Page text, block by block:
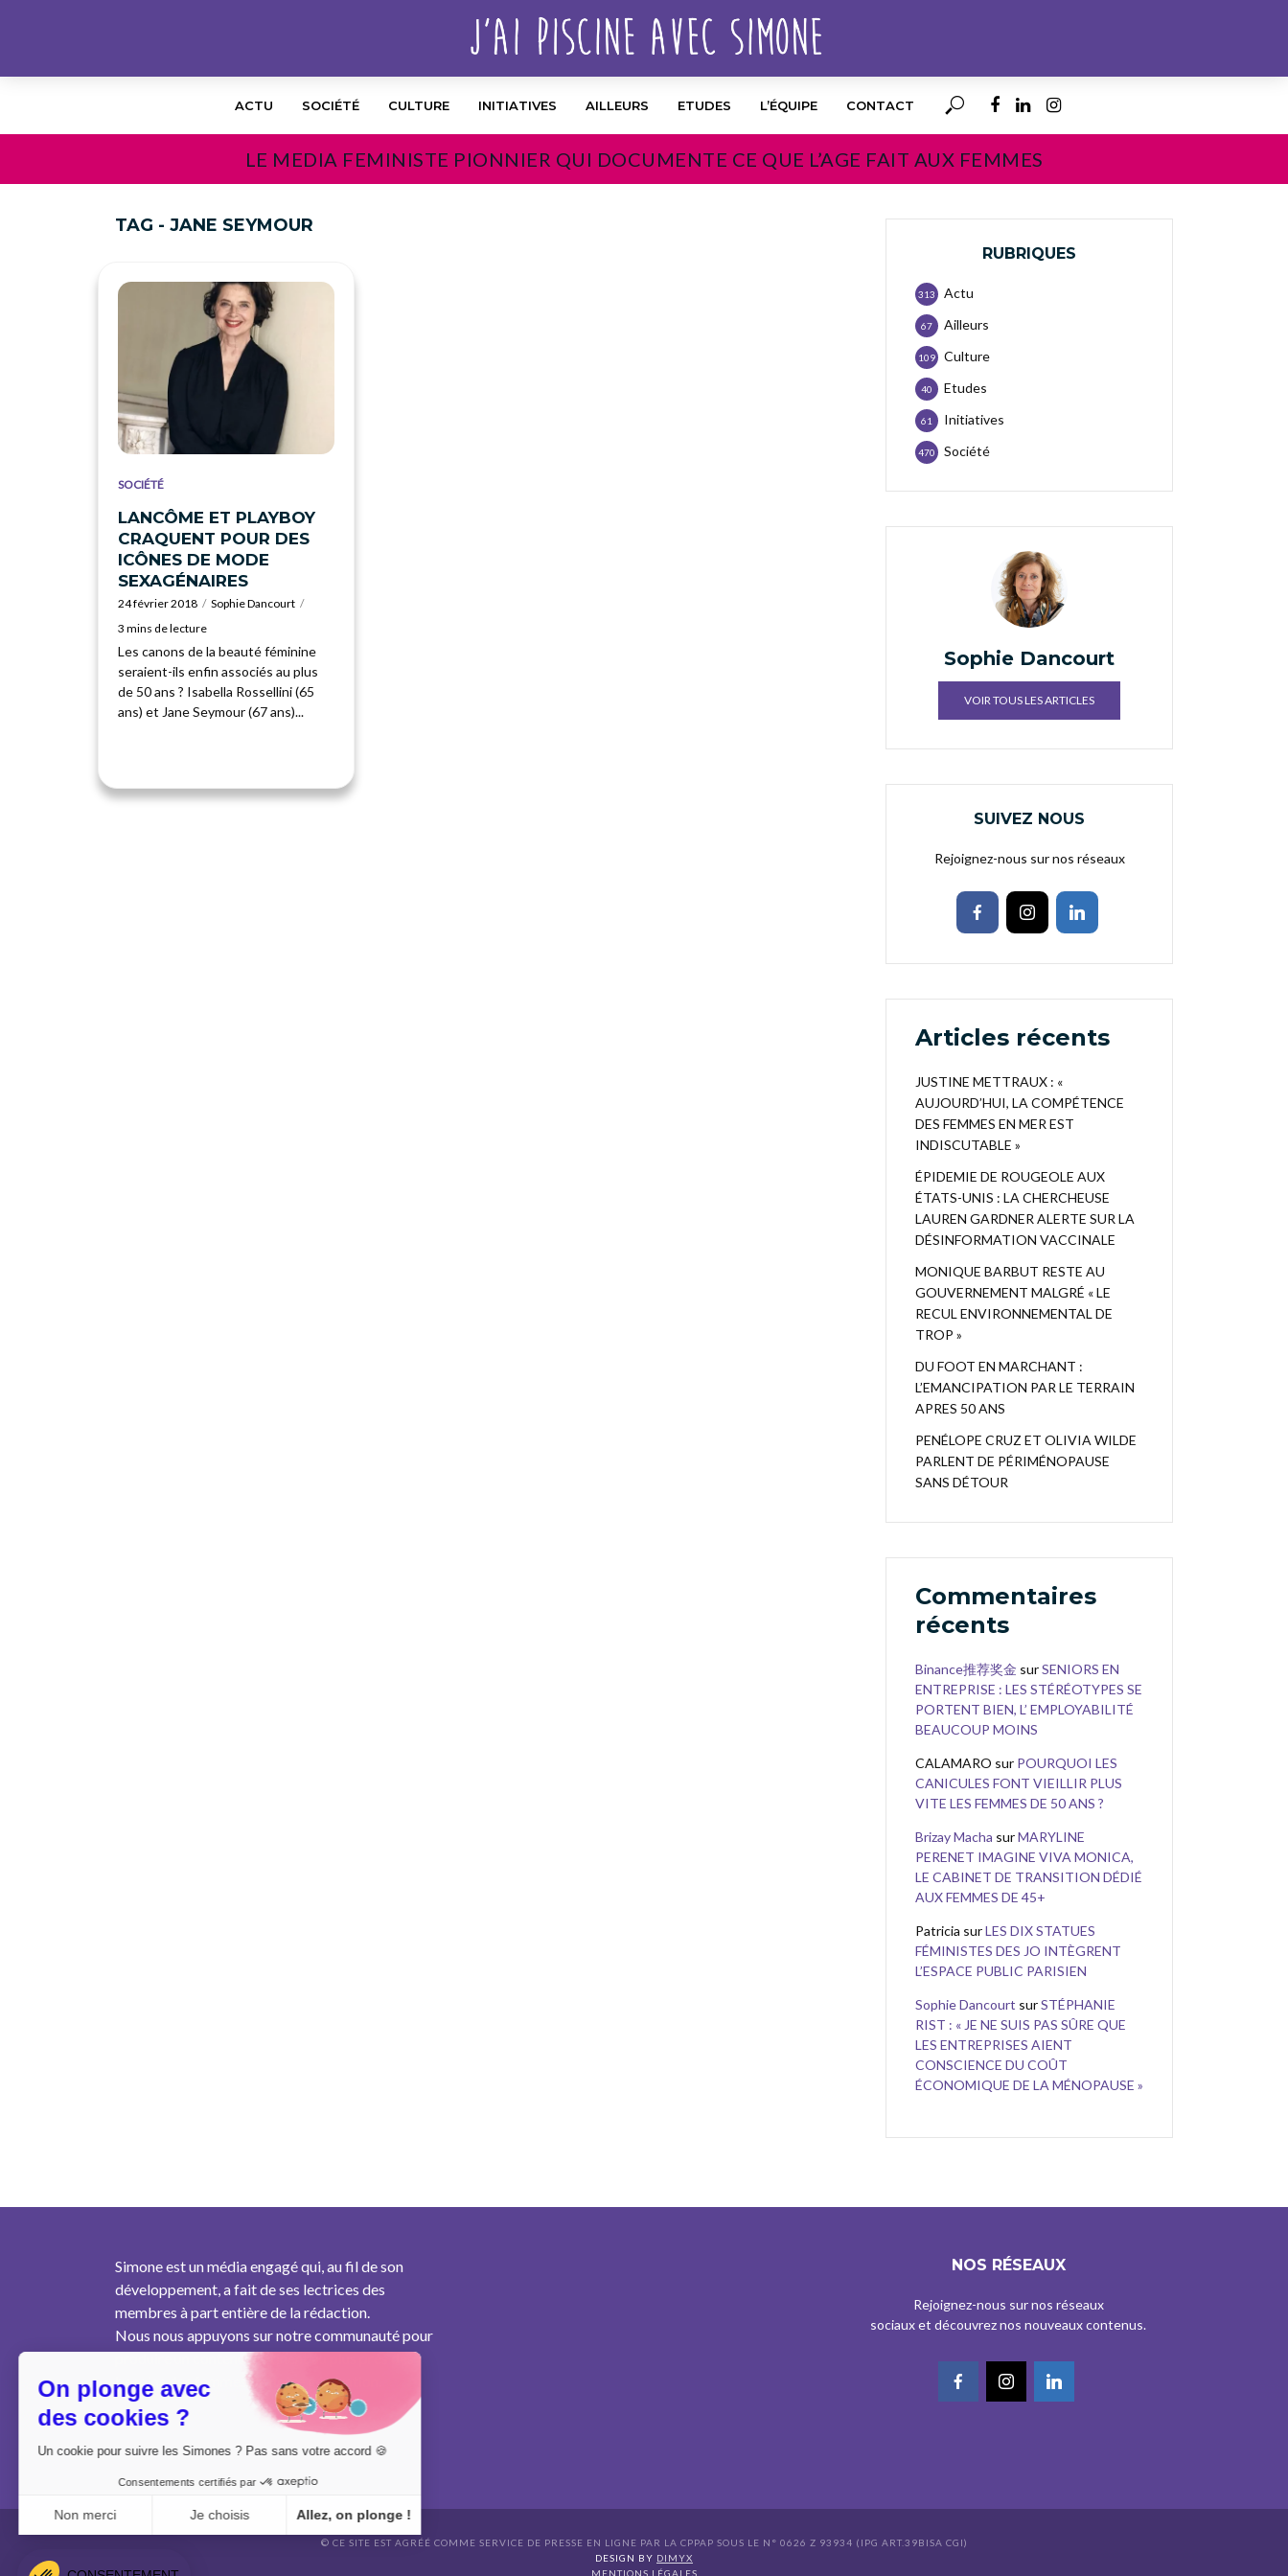
ACTU SOCIÉTÉ CULTURE INITIATIVES AILLEURS ETUDES L’ÉQUIPE CONTACT
LE MEDIA FEMINISTE PIONNIER QUI DOCUMENTE CE QUE L’AGE FAIT AUX FEMMES
TAG - JANE SEYMOUR
SOCIÉTÉ
LANCÔME ET PLAYBOY
CRAQUENT POUR DES
ICÔNES DE MODE
SEXAGÉNAIRES
24 février 2018
Sophie Dancourt
3 mins de lecture
Les canons de la beauté féminine
seraient-ils enfin associés au plus
de 50 ans ? Isabella Rossellini (65
ans) et Jane Seymour (67 ans)...
RUBRIQUES
Actu
313
Ailleurs
67
Culture
109
Etudes
40
Initiatives
61
Société
470
Sophie Dancourt
VOIR TOUS LES ARTICLES
SUIVEZ NOUS
Rejoignez-nous sur nos réseaux
Articles récents
JUSTINE METTRAUX : «
AUJOURD’HUI, LA COMPÉTENCE
DES FEMMES EN MER EST
INDISCUTABLE »
ÉPIDEMIE DE ROUGEOLE AUX
ÉTATS-UNIS : LA CHERCHEUSE
LAUREN GARDNER ALERTE SUR LA
DÉSINFORMATION VACCINALE
MONIQUE BARBUT RESTE AU
GOUVERNEMENT MALGRÉ « LE
RECUL ENVIRONNEMENTAL DE
TROP »
DU FOOT EN MARCHANT :
L’EMANCIPATION PAR LE TERRAIN
APRES 50 ANS
PENÉLOPE CRUZ ET OLIVIA WILDE
PARLENT DE PÉRIMÉNOPAUSE
SANS DÉTOUR
Commentaires
récents
Binance推荐奖金 surSENIORS EN
ENTREPRISE : LES STÉRÉOTYPES SE
PORTENT BIEN, L’ EMPLOYABILITÉ
BEAUCOUP MOINS
CALAMARO sur POURQUOI LES
CANICULES FONT VIEILLIR PLUS
VITE LES FEMMES DE 50 ANS ?
Brizay Macha surMARYLINE
PERENET IMAGINE VIVA MONICA,
LE CABINET DE TRANSITION DÉDIÉ
AUX FEMMES DE 45+
Patricia surLES DIX STATUES
FÉMINISTES DES JO INTÈGRENT
L’ESPACE PUBLIC PARISIEN
Sophie Dancourt surSTÉPHANIE
RIST : « JE NE SUIS PAS SÛRE QUE
LES ENTREPRISES AIENT
CONSCIENCE DU COÛT
ÉCONOMIQUE DE LA MÉNOPAUSE »
Simone est un média engagé qui, au fil de son
développement, a fait de ses lectrices des
membres à part entière de la rédaction.
Nous nous appuyons sur notre communauté pour
produire un contenu pertinent au plus près des
besoins des femmes de notre génération.
NOS RÉSEAUX
Rejoignez-nous sur nos réseaux
sociaux et découvrez nos nouveaux contenus.
© CE SITE EST AGRÉÉ COMME SERVICE DE PRESSE EN LIGNE PAR LA CPPAP SOUS LE N° 0626 Z 93934 (IPG ART.39BISA CGI)
DESIGN BY DIMYX
MENTIONS LÉGALES
On plonge avec
des cookies ?
Un cookie pour suivre les Simones ? Pas sans votre accord 🍪
Consentements certifiés par
Non merci Je choisis Allez, on plonge !
Plateforme de Gestion du Consentement : Personnalisez vos Options